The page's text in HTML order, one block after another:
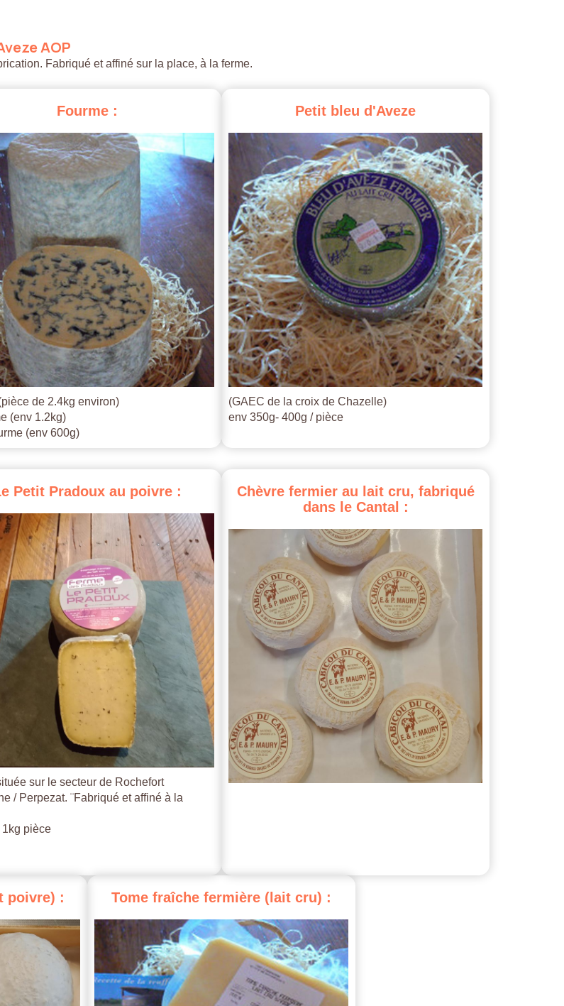
AOP
Fabriqué et affiné sur la place, à la ferme.
Fourme :
de 2.4kg environ)
(env 1.2kg)
(env 600g)
Petit bleu d'Aveze
(GAEC de la croix de Chazelle)
env 350g- 400g / pièce
Petit Pradoux au poivre :
sur le secteur de Rochefort
/ Perpezat. ¨Fabriqué et affiné à la
1kg pièce
Chèvre fermier au lait cru, fabriqué
dans le Cantal :
poivre) : Tome fraîche fermière (lait cru) :